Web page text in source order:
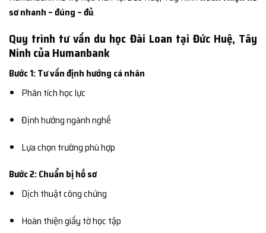
sơ nhanh – đúng – đủ.
Quy trình tư vấn du học Đài Loan tại Đức Huệ, Tây
Ninh của Humanbank
Bước 1: Tư vấn định hướng cá nhân
Phân tích học lực
Định hướng ngành nghề
Lựa chọn trường phù hợp
Bước 2: Chuẩn bị hồ sơ
Dịch thuật công chứng
Hoàn thiện giấy tờ học tập